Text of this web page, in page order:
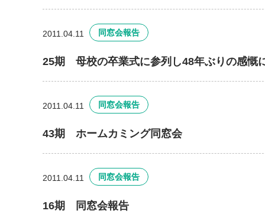
2011.04.11 同窓会報告
25期 母校の卒業式に参列し48年ぶりの感慨
2011.04.11 同窓会報告
43期 ホームカミング同窓会
2011.04.11 同窓会報告
16期 同窓会報告